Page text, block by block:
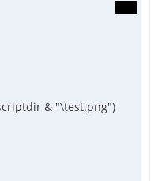
& "\test.png")